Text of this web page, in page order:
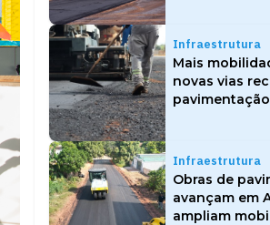
Infraestrutura
Mais
novas vias
Infraestrutura
Obras de
avançam em
ampliam